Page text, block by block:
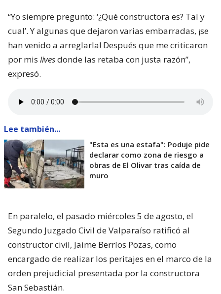
“Yo siempre pregunto: ‘¿Qué constructora es? Tal y
cual’. Y algunas que dejaron varias embarradas, ¡se
han venido a arreglarla! Después que me criticaron
por mis livesdonde las retaba con justa razón”,
expresó.
Lee también...
"Esta es una estafa": Poduje pide
declarar como zona de riesgo a
obras de El Olivar tras caída de
muro
En paralelo, el pasado miércoles 5 de agosto, el
Segundo Juzgado Civil de Valparaíso ratificó al
constructor civil, Jaime Berríos Pozas, como
encargado de realizar los peritajes en el marco de la
orden prejudicial presentada por la constructora
San Sebastián.